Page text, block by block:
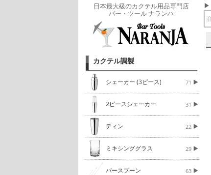
日本最大級のカクテル用品専門店
バー・ツール ナランハ
カクテル調製
シェーカー (3ピース) 71
2ピースシェーカー 31
ティン 22
ミキシンググラス 29
バースプーン 63